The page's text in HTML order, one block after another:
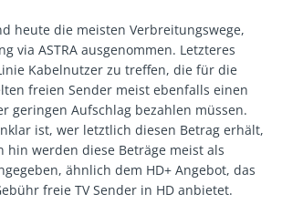
heute die meisten Verbreitungswege,
via ASTRA ausgenommen. Letzteres
Kabelnutzer zu treffen, die für die
freien Sender meist ebenfalls einen
geringen Aufschlag bezahlen müssen.
ist, wer letztlich diesen Betrag erhält,
hin werden diese Beträge meist als
ähnlich dem HD+ Angebot, das
freie TV Sender in HD anbietet.